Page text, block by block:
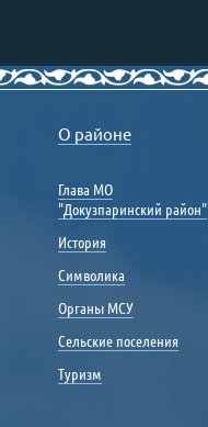
О районе
Глава МО
"Докузпаринский район"
История
Символика
Органы МСУ
Сельские поселения
Туризм